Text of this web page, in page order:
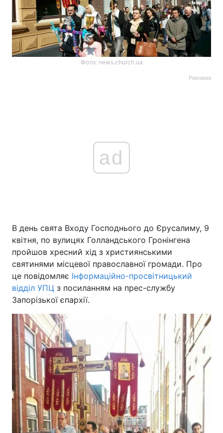
Фото: news.church.ua
Реклама
ad
В день свята Входу Господнього до Єрусалиму, 9
квітня, по вулицях Голландського Гронінгена
пройшов хресний хід з християнськими
святинями місцевої православної громади. Про
це повідомляє Інформаційно-просвітницький
відділ УПЦ з посиланням на прес-службу
Запорізької єпархії.